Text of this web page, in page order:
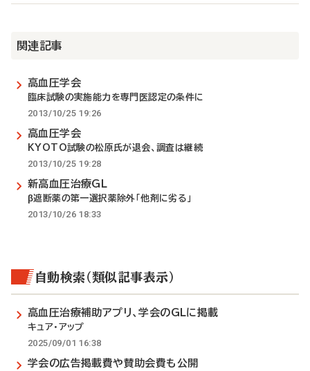
関連記事
高血圧学会
臨床試験の実施能力を専門医認定の条件に
2013/10/25 19:26
高血圧学会
KYOTO試験の松原氏が退会、調査は継続
2013/10/25 19:28
新高血圧治療GL
β遮断薬の第一選択薬除外「他剤に劣る」
2013/10/26 18:33
自動検索（類似記事表示）
高血圧治療補助アプリ、学会のGLに掲載
キュア・アップ
2025/09/01 16:38
学会の広告掲載費や賛助会費も公開